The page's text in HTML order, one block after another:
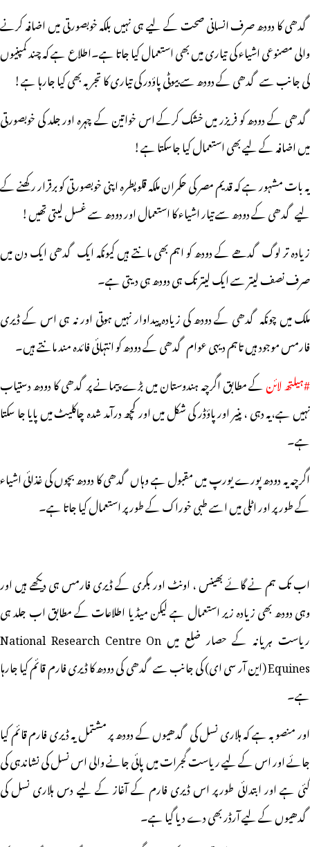
گدھی کا دودھ صرف انسانی صحت کے لیے ہی نہیں بلکہ خوبصورتی میں اضافہ کرنے
والی مصنوعی اشیاء کی تیاری میں بھی استعمال کیا جاتا ہے۔اطلاع ہے کہ چند کمپنیوں
کی جانب سے گدھی کے دودھ سے بیوٹی پاؤدر کی تیاری کا تجربہ بھی کیا جارہا ہے!
گدھی کے دودھ کو فریزر میں خشک کرکے اس خواتین کے چہرہ اور جلد کی خوبصورتی
میں اضافہ کے لیے بھی استعمال کیا جاسکتا ہے!
یہ بات مشہور ہے کہ قدیم مصر کی حکمران ملکہ قلوپطرہ اپنی خوبصورتی کو برقرار رکھنے کے
لیے گدھی کے دودھ سے تیار اشیاء کا استعمال اور دودھ سے غسل لیتی تھیں!
زیادہ تر لوگ گدھے کے دودھ کو اہم بھی مانتے ہیں کیونکہ ایک گدھی ایک دن میں
صرف نصف لیتر سے ایک لیتر تک ہی دودھ ہی دیتی ہے۔
ملک میں چونکہ گدھی کے دودھ کی زیادہ پیداوار نہیں ہوتی اور نہ ہی اس کے ڈیری
فارمس موجود ہیں تاہم دیہی عوام گدھی کے دودھ کو انتہائی فائدہ مند مانتے ہیں۔
#ہیلتھ لائنکے مطابق اگرچہ ہندوستان میں بڑے پیمانے پرگدھی کا دودھ دستیاب
نہیں ہے،یہ دہی ، پنیر اورپاؤڈر کی شکل میں اور کچھ درآمد شدہ چاکلیٹ میں پایا جا سکتا
ہے۔
اگرچہ یہ دودھ پورے یورپ میں مقبول ہے وہاں گدھی کا دودھ بچوں کی غذائی اشیاء
کے طور پر اور اٹلی میں اسے طبی خوراک کے طور پر استعمال کیا جاتا ہے۔
اب تک ہم نے گائے بھینس ، اونٹ اور بکری کے ڈیری فارمس ہی دیکھے ہیں اور
وہی دودھ بھی زیادہ زیر استعمال ہے لیکن میڈیا اطلاعات کے مطابق اب جلد ہی
ریاست ہریانہ کے حصار ضلع میں National Research Centre On
Equines (این آر سی ای) کی جانب سے گدھی کی دودھ کا ڈیری فارم قائم کیا جارہا
ہے۔
اور منصوبہ ہے کہ ہلاری نسل کی گدھیوں کے دودھ پر مشتمل یہ ڈیری فارم قائم کیا
جائے اور اس کے لیے ریاست گجرات میں پائی جانے والی اس نسل کی نشاندہی کی
گئی ہے اور ابتدائی طورپر اس ڈیری فارم کے آغاز کے لیے دس ہلاری نسل کی
گدھیوں کے لیے آرڈر بھی دے دیا گیا ہے۔